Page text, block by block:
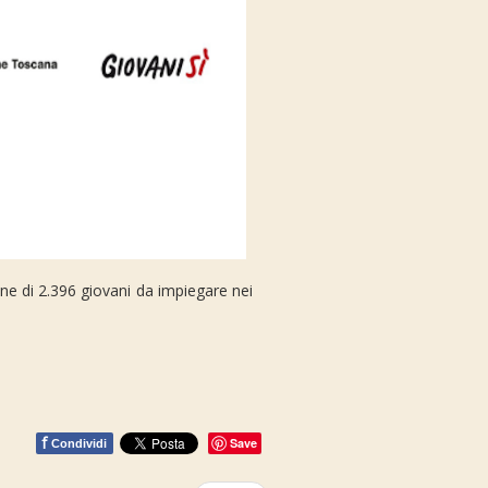
di 2.396 giovani da impiegare nei
f Condividi Save